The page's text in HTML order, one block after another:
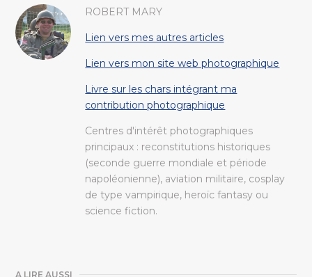
ROBERT MARY
Lien vers mes autres articles
Lien vers mon site web photographique
Livre sur les chars intégrant ma
contribution photographique
Centres d'intérêt photographiques
principaux : reconstitutions historiques
(seconde guerre mondiale et période
napoléonienne), aviation militaire, cosplay
de type vampirique, heroïc fantasy ou
science fiction.
A LIRE AUSSI